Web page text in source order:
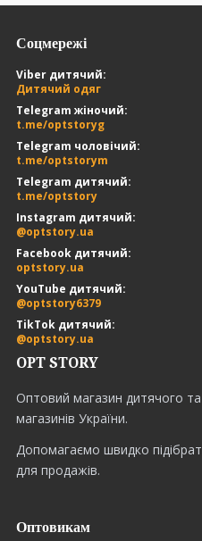
OPT STORY
Оптовий магазин дитячого та
магазинів України.
Допомагаємо швидко
для продажів.
Оптовикам
Соцмережі
Viber дитячий:
Дитячий одяг
Telegram жіночий:
t.me/optstoryg
Telegram чоловічий:
t.me/optstorym
Telegram дитячий:
t.me/optstory
Instagram дитячий:
@optstory.ua
Facebook дитячий:
optstory.ua
YouTube дитячий:
@optstory6379
TikTok дитячий:
@optstory.ua